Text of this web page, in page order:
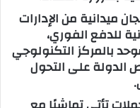
ميدانية من الإدارات
للدفع الفوري،
بالمركز التكنولوجي
الدولة على التحول